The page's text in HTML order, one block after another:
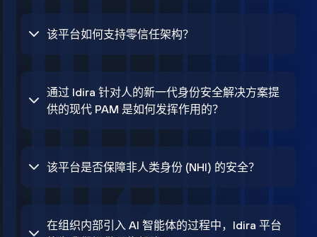
该平台如何支持零信任架构？
通过 Idira 针对人的新一代身份安全解决方案提
供的现代 PAM 是如何发挥作用的？
该平台是否保障非人类身份 (NHI) 的安全？
在组织内部引入 AI 智能体的过程中，Idira 平台